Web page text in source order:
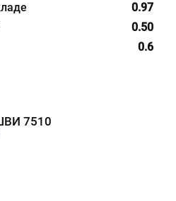
0.97
0.50
0.6
7510